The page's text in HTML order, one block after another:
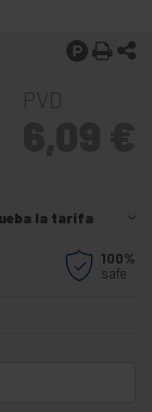
la tarifa
100%
safe